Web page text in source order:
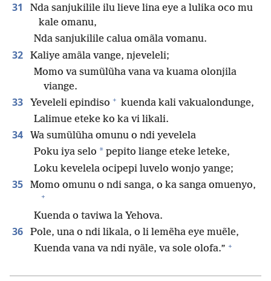
31
Nda sanjukilile ilu lieve lina eye a lulika oco mu
kale omanu,
Nda sanjukilile calua omãla vomanu.
32
Kaliye amãla vange, njeveleli;
Momo va sumũlũha vana va kuama olonjila
viange.
33 Yeveleli epindiso + kuenda kali vakualondunge,
Lalimue eteke ko ka vi likali.
34
Wa sumũlũha omunu o ndi yevelela
Poku iya selo * pepito liange eteke leteke,
Loku kevelela ocipepi luvelo wonjo yange;
35 Momo omunu o ndi sanga, o ka sanga omuenyo,
+
Kuenda o taviwa la Yehova.
36
Pole, una o ndi likala, o li lemẽha eye muẽle,
Kuenda vana va ndi nyãle, va sole olofa.” +